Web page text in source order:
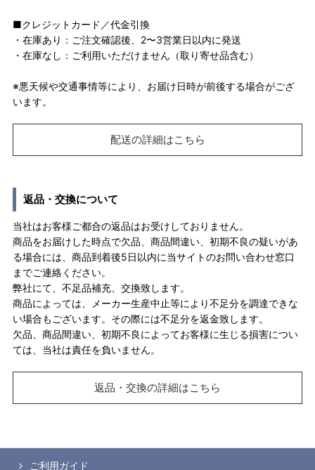
■クレジットカード／代金引換
・在庫あり：ご注文確認後、2〜3営業日以内に発送
・在庫なし：ご利用いただけません（取り寄せ品含む）
※悪天候や交通事情等により、お届け日時が前後する場合がござ
います。
配送の詳細はこちら
返品・交換について
当社はお客様ご都合の返品はお受けしておりません。
商品をお届けした時点で欠品、商品間違い、初期不良の疑いがあ
る場合には、商品到着後5日以内に当サイトのお問い合わせ窓口
までご連絡ください。
弊社にて、不足品補充、交換致します。
商品によっては、メーカー生産中止等により不足分を調達できな
い場合もございます。その際には不足分を返金致します。
欠品、商品間違い、初期不良によってお客様に生じる損害につい
ては、当社は責任を負いません。
返品・交換の詳細はこちら
ご利用ガイド